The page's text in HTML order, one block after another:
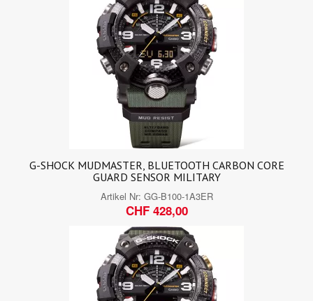
G-SHOCK MUDMASTER, BLUETOOTH CARBON CORE
GUARD SENSOR MILITARY
Artikel Nr: GG-B100-1A3ER
CHF 428,00